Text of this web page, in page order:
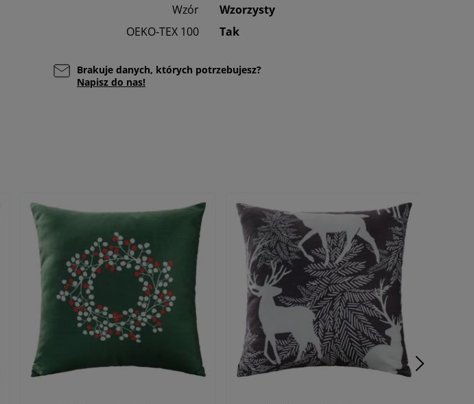
Wzór
Wzorzysty
OEKO-TEX 100
Tak
Brakuje danych, których potrzebujesz?
Napisz do nas!